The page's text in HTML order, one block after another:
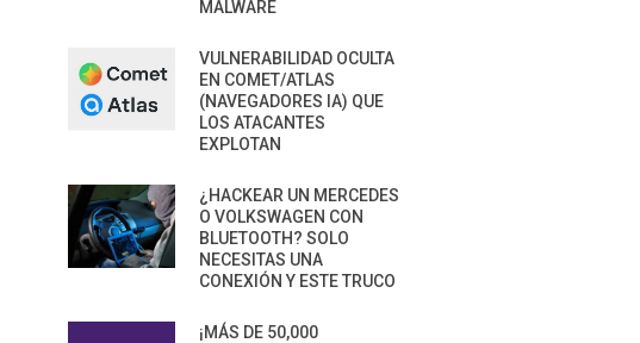
MALWARE
VULNERABILIDAD OCULTA
EN COMET/ATLAS
(NAVEGADORES IA) QUE
LOS ATACANTES
EXPLOTAN
¿HACKEAR UN MERCEDES
O VOLKSWAGEN CON
BLUETOOTH? SOLO
NECESITAS UNA
CONEXIÓN Y ESTE TRUCO
¡MÁS DE 50,000